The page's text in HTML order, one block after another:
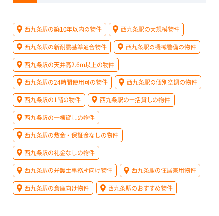
西九条駅の築10年以内の物件 西九条駅の大規模物件
西九条駅の新耐震基準適合物件 西九条駅の機械警備の物件
西九条駅の天井高2.6m以上の物件
西九条駅の24時間使用可の物件 西九条駅の個別空調の物件
西九条駅の1階の物件 西九条駅の一括貸しの物件
西九条駅の一棟貸しの物件
西九条駅の敷金・保証金なしの物件
西九条駅の礼金なしの物件
西九条駅の弁護士事務所向け物件 西九条駅の住居兼用物件
西九条駅の倉庫向け物件 西九条駅のおすすめ物件